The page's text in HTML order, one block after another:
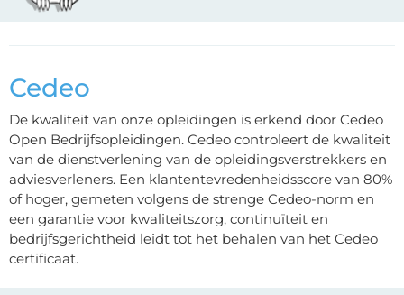
Cedeo
De kwaliteit van onze opleidingen is erkend door Cedeo
Open Bedrijfsopleidingen. Cedeo controleert de kwaliteit
van de dienstverlening van de opleidingsverstrekkers en
adviesverleners. Een klantentevredenheidsscore van 80%
of hoger, gemeten volgens de strenge Cedeo-norm en
een garantie voor kwaliteitszorg, continuïteit en
bedrijfsgerichtheid leidt tot het behalen van het Cedeo
certificaat.